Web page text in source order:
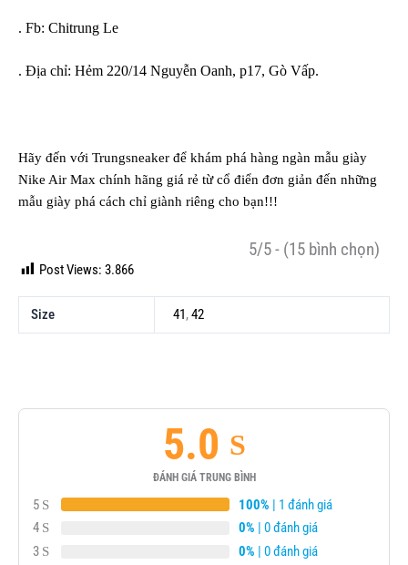
. Fb: Chitrung Le
. Địa chỉ: Hẻm 220/14 Nguyễn Oanh, p17, Gò Vấp.
Hãy đến với Trungsneaker để khám phá hàng ngàn mẫu giày
Nike Air Max chính hãng giá rẻ từ cổ điển đơn giản đến những
mẫu giày phá cách chỉ giành riêng cho bạn!!!
5/5 - (15 bình chọn)
Post Views: 3.866
Size 41,42
5.0
ĐÁNH GIÁ TRUNG BÌNH
5 100% | 1 đánh giá
4
0% | 0 đánh giá
3
0% | 0 đánh giá